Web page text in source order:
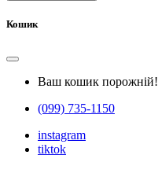
Кошик
Ваш кошик порожній!
(099) 735-1150
instagram
tiktok